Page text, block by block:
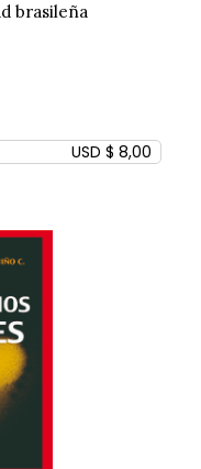
brasileña
USD $ 8,00